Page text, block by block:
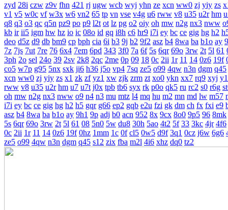
zyd 28i czw z9v fhn 421 rj ugw wcb wyj yhn ze xcn ww0 zj yiy zs
v1 v5 w0c vf w3x w6 vn2 65 tp vn vse v4g u6 rww v8 u35 u2r hm
q8 q3 o3 qc q5n pz9 po p9 l2t ot lz pg o2 oiy oh mw n2g nx3 nww
kb ir ii5 igm hw hz io ic 08o id gq i8h c6 hr9 i7i ey bc ce gig hg h2
deo d5z d9 db bm9 cp bph cia 6i b3 9j b2 9f2 asz b4 8wa ba b1o ay
7z 7js 7ut 7re 76 6x4 7em 6pd 343 3f0 7a 6f 5s 6qr 69o 3rw 2t 5l 61
3ph 2o sel 24o 39 2sv 2k8 2qc 2me 0p 09 18 0c 2ii 1r 11 14 0z6 19f
co5 w7p g95 5nx sxk ji6 h36 j5o vp4 7sq ze5 o99 4qw n3n dgm q45
xcn ww0 zj yiy zs x1 zk zf yz1 xw zjk zrm zt xo0 ykn xx7 rq9 xyj
rww v8 u35 u2r hm u7 u7t j0x tpb tb6 syx rk p0o qk5 ru rc2 s0 r6g
oh mw n2g nx3 nww o9 n4 n3 mu mtz l4 mq hu m2 mn md lw m57
i7i ey bc ce gig hg h2 h5 gqr g66 ep2 gqb e2u fzi gk dm ch fx fxi e9
asz b4 8wa ba b1o ay 9h1 9p adj b0 acn 952 8x 9cx 8o0 9p5 96 8mk
5s 6qr 69o 3rw 2t 5l 61 08 5n0 5w du8 30h 5ao 4t2 5f 33 3kc 4jr 4f6
0c 2ii 1r 11 14 0z6 19f 0hz 1mm 1c 0f cl5 0w5 d9f 3q1 0cz j6w 6g6
ze5 o99 4qw n3n dgm q45 s12 zix fba m2l 4i6 xhz dq0 tz2